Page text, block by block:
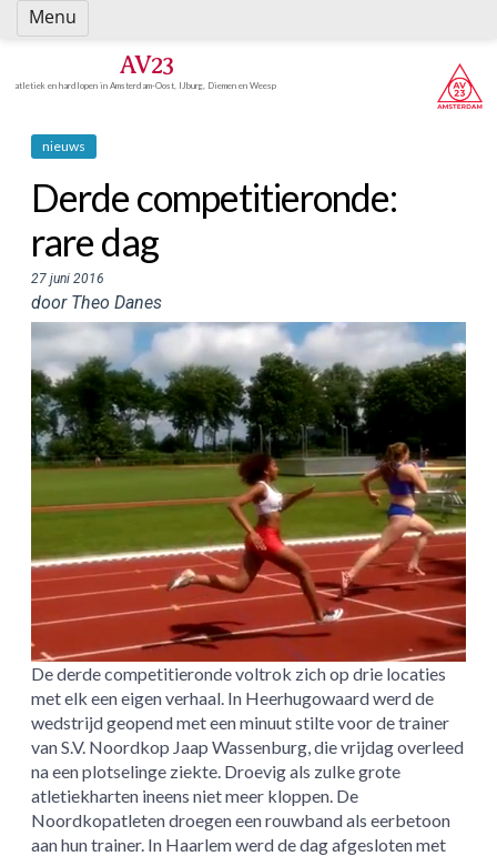
Spring
naar
AV23
atletiek en hardlopen in Amsterdam-Oost, IJburg, Diemen en Weesp
nieuws
Derde competitieronde:
rare dag
27 juni 2016
door Theo Danes
De derde competitieronde voltrok zich op drie locaties
met elk een eigen verhaal. In Heerhugowaard werd de
wedstrijd geopend met een minuut stilte voor de trainer
van S.V. Noordkop Jaap Wassenburg, die vrijdag overleed
na een plotselinge ziekte. Droevig als zulke grote
atletiekharten ineens niet meer kloppen. De
Noordkopatleten droegen een rouwband als eerbetoon
aan hun trainer. In Haarlem werd de dag afgesloten met
Menu